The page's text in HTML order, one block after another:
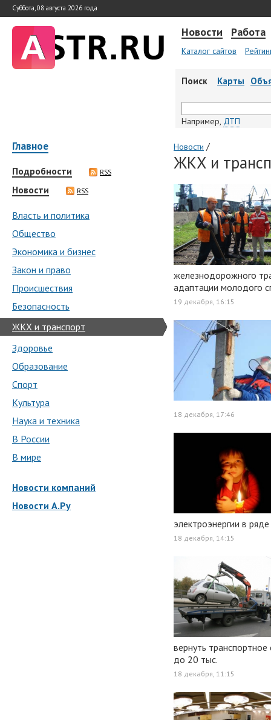
Суббота, 08 августа 2026 года
Новости Работа
Каталог сайтов
Поиск Карты
Например, ДТП
Главное
Подробности RSS
Новости RSS
Власть и политика
Общество
Экономика и бизнес
Закон и право
Происшествия
Безопасность
ЖКХ и транспорт
Здоровье
Образование
Спорт
Культура
Наука и техника
В России
В мире
Новости компаний
Новости А.Ру
Новости /
ЖКХ и
железнодорожного
адаптации молодого
19 декабря, 16:15
18 декабря, 17:46
электроэнергии в
18 декабря, 14:15
вернуть
до 20 тыс.
18 декабря, 11:15